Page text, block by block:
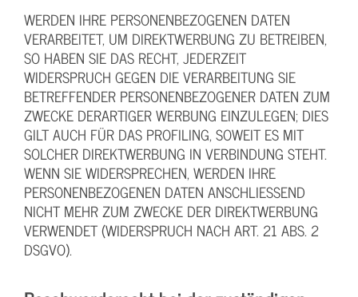
WERDEN IHRE PERSONENBEZOGENEN DATEN
VERARBEITET, UM DIREKTWERBUNG ZU BETREIBEN,
SO HABEN SIE DAS RECHT, JEDERZEIT
WIDERSPRUCH GEGEN DIE VERARBEITUNG SIE
BETREFFENDER PERSONENBEZOGENER DATEN ZUM
ZWECKE DERARTIGER WERBUNG EINZULEGEN; DIES
GILT AUCH FÜR DAS PROFILING, SOWEIT ES MIT
SOLCHER DIREKTWERBUNG IN VERBINDUNG STEHT.
WENN SIE WIDERSPRECHEN, WERDEN IHRE
PERSONENBEZOGENEN DATEN ANSCHLIESSEND
NICHT MEHR ZUM ZWECKE DER DIREKTWERBUNG
VERWENDET (WIDERSPRUCH NACH ART. 21 ABS. 2
DSGVO).